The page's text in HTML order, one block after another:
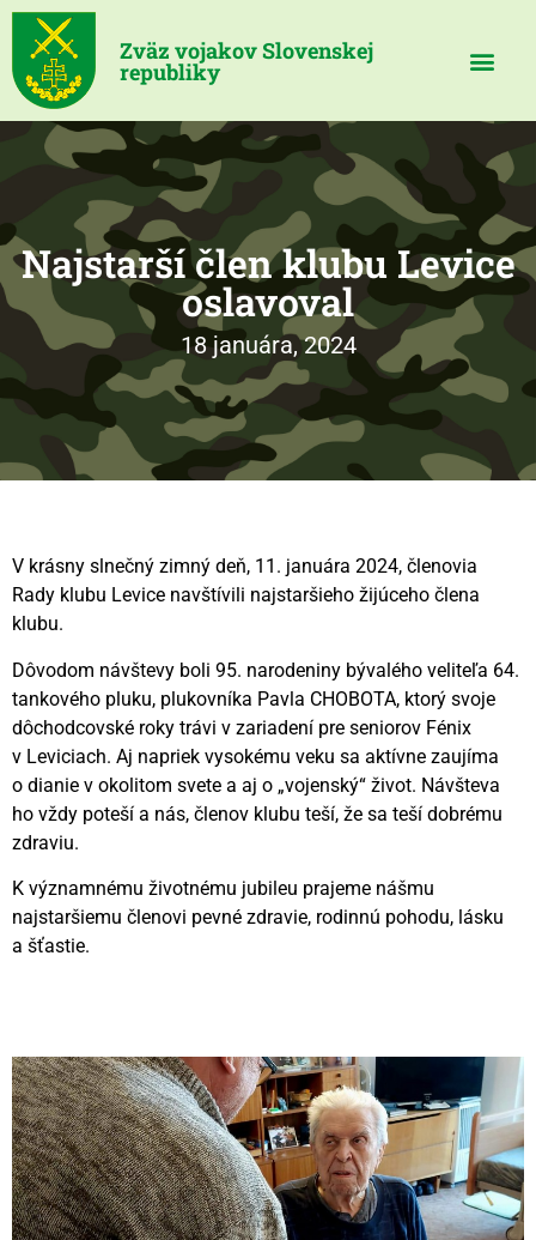
Zväz vojakov Slovenskej
republiky
Najstarší člen klubu Levice
oslavoval
18 januára, 2024
V krásny slnečný zimný deň, 11. januára 2024, členovia
Rady klubu Levice navštívili najstaršieho žijúceho člena
klubu.
Dôvodom návštevy boli 95. narodeniny bývalého veliteľa 64.
tankového pluku, plukovníka Pavla CHOBOTA, ktorý svoje
dôchodcovské roky trávi v zariadení pre seniorov Fénix
v Leviciach. Aj napriek vysokému veku sa aktívne zaujíma
o dianie v okolitom svete a aj o „vojenský“ život. Návšteva
ho vždy poteší a nás, členov klubu teší, že sa teší dobrému
zdraviu.
K významnému životnému jubileu prajeme nášmu
najstaršiemu členovi pevné zdravie, rodinnú pohodu, lásku
a šťastie.